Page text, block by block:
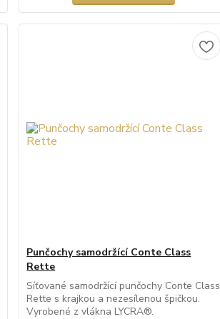
Punčochy samodržící Conte Class
Rette
Síťované samodržící punčochy Conte Class
Rette s krajkou a nezesílenou špičkou.
Vyrobené z vlákna LYCRA®.